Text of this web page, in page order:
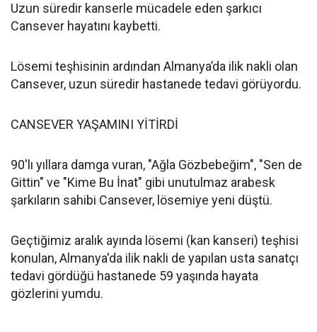
Uzun süredir kanserle mücadele eden şarkıcı
Cansever hayatını kaybetti.
Lösemi teşhisinin ardından Almanya’da ilik nakli olan
Cansever, uzun süredir hastanede tedavi görüyordu.
CANSEVER YAŞAMINI YİTİRDİ
90'lı yıllara damga vuran, "Ağla Gözbebeğim", "Sen de
Gittin" ve "Kime Bu İnat" gibi unutulmaz arabesk
şarkıların sahibi Cansever, lösemiye yeni düştü.
Geçtiğimiz aralık ayında lösemi (kan kanseri) teşhisi
konulan, Almanya'da ilik nakli de yapılan usta sanatçı
tedavi gördüğü hastanede 59 yaşında hayata
gözlerini yumdu.